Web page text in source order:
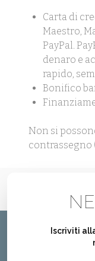
Carta di
Maestro,
PayPal.
denaro e
rapido,
Bonifico
Non si
contrassegno
Iscriviti